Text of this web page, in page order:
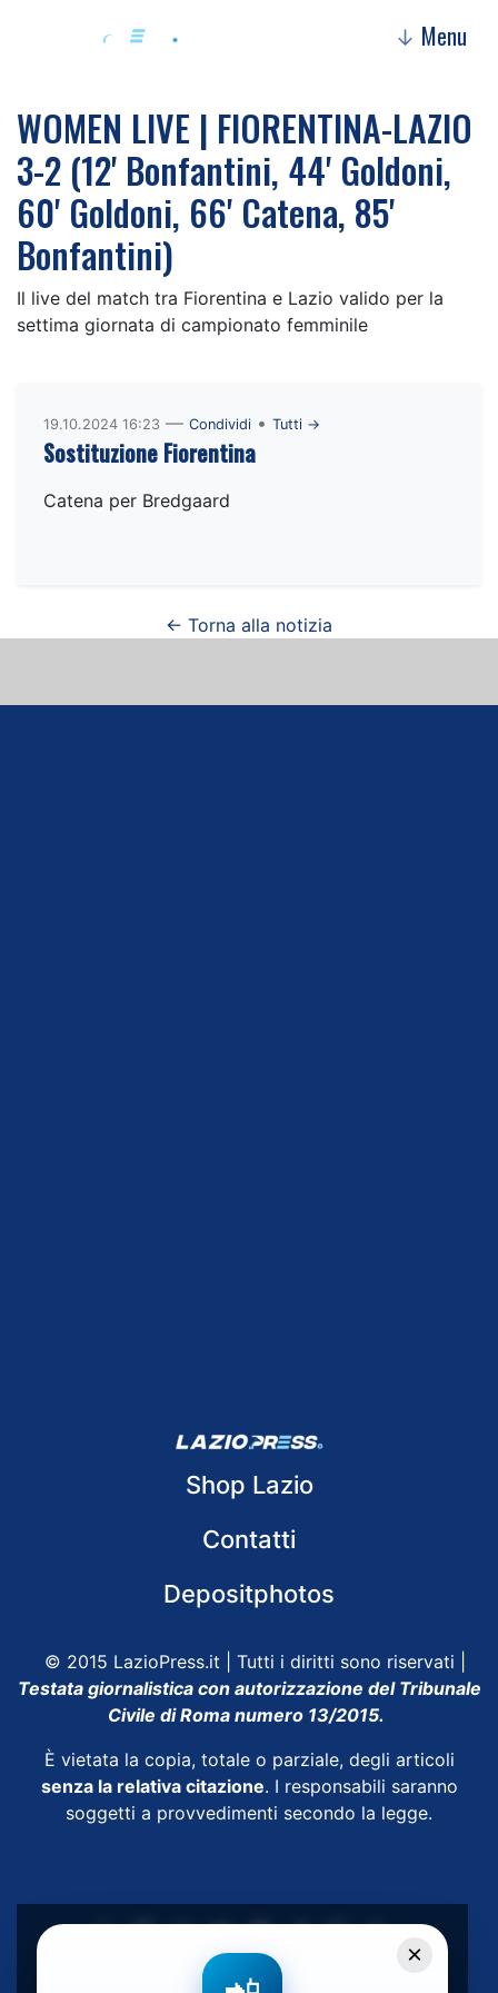
↓ Menu
WOMEN LIVE | FIORENTINA-LAZIO
3-2 (12' Bonfantini, 44' Goldoni,
60' Goldoni, 66' Catena, 85'
Bonfantini)
Il live del match tra Fiorentina e Lazio valido per la
settima giornata di campionato femminile
19.10.2024 16:23 — Condividi • Tutti →
Sostituzione Fiorentina
Catena per Bredgaard
← Torna alla notizia
Shop Lazio
Contatti
Depositphotos
© 2015 LazioPress.it | Tutti i diritti sono riservati |
Testata giornalistica con autorizzazione del Tribunale
Civile di Roma numero 13/2015.
È vietata la copia, totale o parziale, degli articoli
senza la relativa citazione. I responsabili saranno
soggetti a provvedimenti secondo la legge.
×
Powered by SpheraHouse